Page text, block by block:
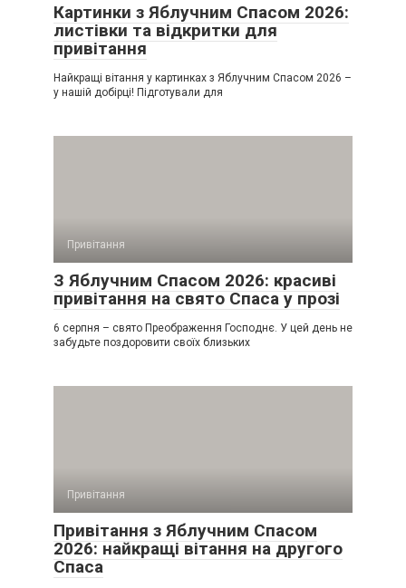
Картинки з Яблучним Спасом 2026:
листівки та відкритки для
привітання
Найкращі вітання у картинках з Яблучним Спасом 2026 –
у нашій добірці! Підготували для
Привітання
З Яблучним Спасом 2026: красиві
привітання на свято Спаса у прозі
6 серпня – свято Преображення Господнє. У цей день не
забудьте поздоровити своїх близьких
Привітання
Привітання з Яблучним Спасом
2026: найкращі вітання на другого
Спаса